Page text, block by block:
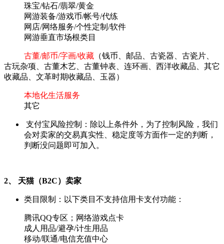
珠宝/钻石/翡翠/黄金
网游装备/游戏币/帐号/代练
网店/网络服务/个性定制/软件
网游垂直市场根类目
古董/邮币/字画/收藏 （钱币、邮品、古瓷器、古瓷片、
古玩杂项、古董木艺、古董钟表、连环画、西洋收藏品、其它
收藏品、文革时期收藏品、玉器）
本地化生活服务
其它
支付宝风险控制：除以上条件外，为了控制风险，我们
会对卖家的交易真实性、稳定度等方面作一定的判断，
判断没问题即可加入。
2、 天猫（B2C）卖家
类目限制：以下类目不支持信用卡支付功能：
腾讯QQ专区；网络游戏点卡
成人用品/避孕/计生用品
移动/联通/电信充值中心